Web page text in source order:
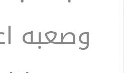
وصعبه